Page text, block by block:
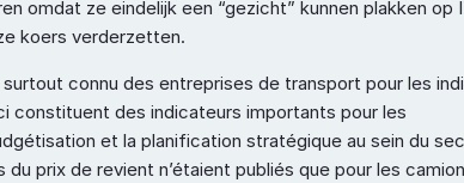
omdat ze eindelijk een “gezicht” kunnen plakken op
koers verderzetten.
surtout connu des entreprises de transport pour les
constituent des indicateurs importants pour les
et la planification stratégique au sein du
du prix de revient n’étaient publiés que pour les